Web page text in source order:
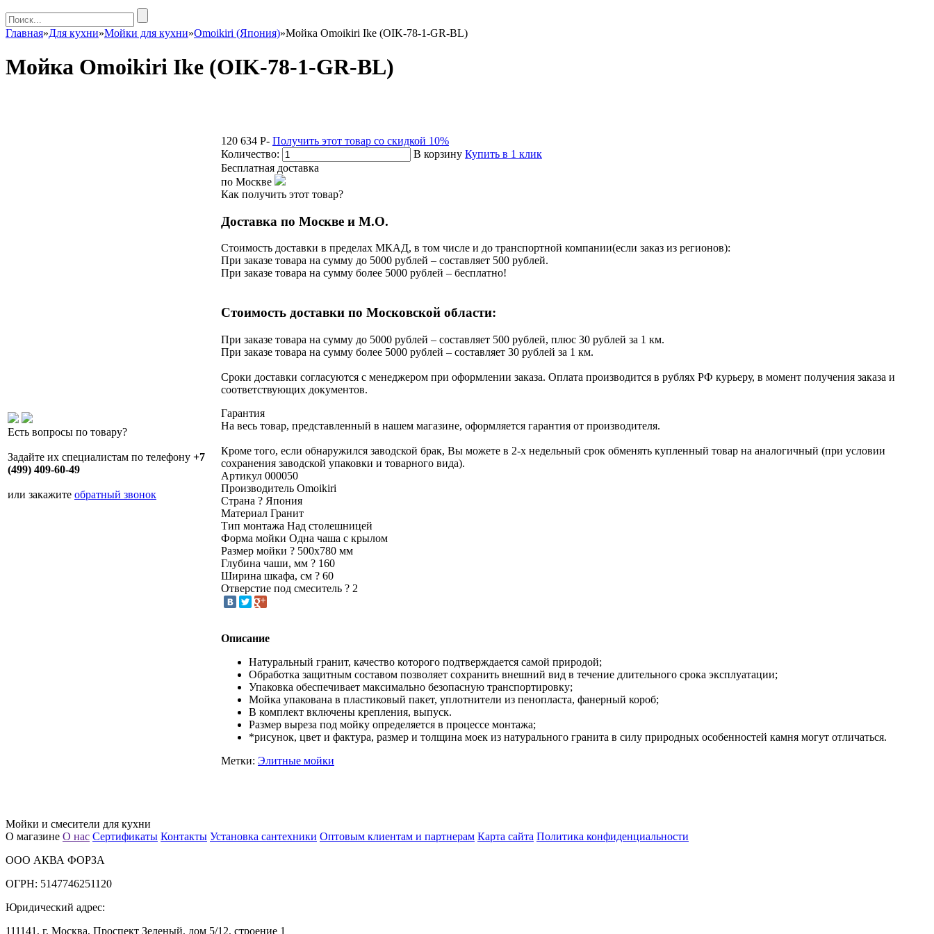
Главная»Для кухни»Мойки для кухни»Omoikiri (Япония)»Мойка Omoikiri Ike (OIK-78-1-GR-BL)
Мойка Omoikiri Ike (OIK-78-1-GR-BL)
Есть вопросы по товару?
Задайте их специалистам по телефону +7
(499) 409-60-49
или закажите обратный звонок
120 634 P- Получить этот товар со скидкой 10%
Количество:
В корзину Купить в 1 клик
Бесплатная доставка
по Москве
Как получить этот товар?
Доставка по Москве и М.О.
Стоимость доставки в пределах МКАД, в том числе и до транспортной компании(если заказ из регионов):
При заказе товара на сумму до 5000 рублей – составляет 500 рублей.
При заказе товара на сумму более 5000 рублей – бесплатно!
Стоимость доставки по Московской области:
При заказе товара на сумму до 5000 рублей – составляет 500 рублей, плюс 30 рублей за 1 км.
При заказе товара на сумму более 5000 рублей – составляет 30 рублей за 1 км.
Сроки доставки согласуются с менеджером при оформлении заказа. Оплата производится в рублях РФ курьеру, в момент получения заказа и
соответствующих документов.
Гарантия
На весь товар, представленный в нашем магазине, оформляется гарантия от производителя.
Кроме того, если обнаружился заводской брак, Вы можете в 2-х недельный срок обменять купленный товар на аналогичный (при условии
сохранения заводской упаковки и товарного вида).
Артикул 000050
Производитель Omoikiri
Страна ? Япония
Материал Гранит
Тип монтажа Над столешницей
Форма мойки Одна чаша с крылом
Размер мойки ? 500х780 мм
Глубина чаши, мм ? 160
Ширина шкафа, см ? 60
Отверстие под смеситель ? 2
Описание
Натуральный гранит, качество которого подтверждается самой природой;
Обработка защитным составом позволяет сохранить внешний вид в течение длительного срока эксплуатации;
Упаковка обеспечивает максимально безопасную транспортировку;
Мойка упакована в пластиковый пакет, уплотнители из пенопласта, фанерный короб;
В комплект включены крепления, выпуск.
Размер выреза под мойку определяется в процессе монтажа;
*рисунок, цвет и фактура, размер и толщина моек из натурального гранита в силу природных особенностей камня могут отличаться.
Метки: Элитные мойки
Мойки и смесители для кухни
О магазине О нас Сертификаты Контакты Установка сантехники Оптовым клиентам и партнерам Карта сайта Политика конфиденциальности
ООО АКВА ФОРЗА
ОГРН: 5147746251120
Юридический адрес:
111141, г. Москва, Проспект Зеленый, дом 5/12, строение 1